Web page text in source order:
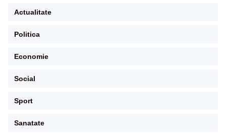
Actualitate
Politica
Economie
Social
Sport
Sanatate